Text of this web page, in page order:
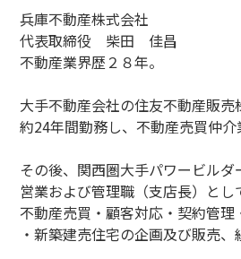
兵庫不動産株式会社
代表取締役 柴田 佳昌
不動産業界歴２８年。
大手不動産会社の住友不動産販売
約24年間勤務し、不動産売買仲介
その後、関西圏大手パワービルダ
営業および管理職（支店長）とし
不動産売買・顧客対応・契約管理
・新築建売住宅の企画及び販売、